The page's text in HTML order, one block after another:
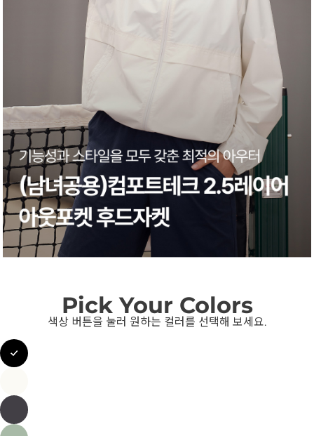
Pick Your Colors
색상 버튼을 눌러 원하는 컬러를 선택해 보세요.